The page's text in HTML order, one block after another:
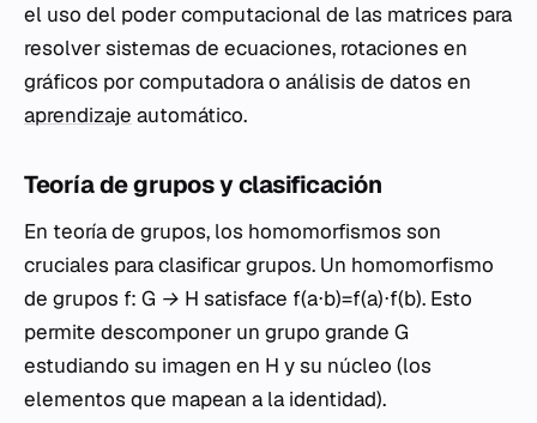
el uso del poder computacional de las matrices para
resolver sistemas de ecuaciones, rotaciones en
gráficos por computadora o análisis de datos en
aprendizaje automático.
Teoría de grupos y clasificación
En teoría de grupos, los homomorfismos son
cruciales para clasificar grupos. Un homomorfismo
de grupos f: G → H satisface f(a⋅b)=f(a)⋅f(b). Esto
permite descomponer un grupo grande G
estudiando su imagen en H y su núcleo (los
elementos que mapean a la identidad).